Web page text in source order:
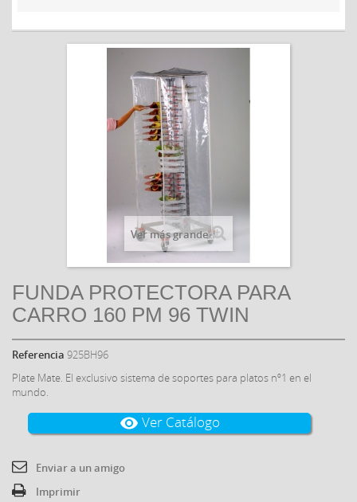
Ver más grande
FUNDA PROTECTORA PARA
CARRO 160 PM 96 TWIN
Referencia 925BH96
Plate Mate. El exclusivo sistema de soportes para platos nº1 en el
mundo.
visibility Ver Catálogo
Enviar a un amigo
Imprimir